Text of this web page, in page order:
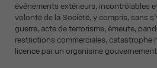
événements extérieurs, incontrôlables
volonté de la Société, y compris, sans
guerre, acte de terrorisme, émeute,
restrictions commerciales, catastrophe
licence par un organisme